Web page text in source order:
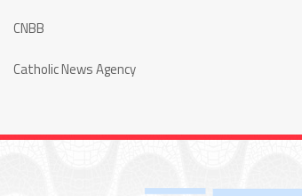
CNBB
Catholic News Agency